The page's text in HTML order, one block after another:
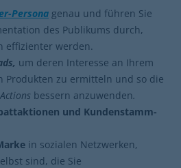
Persona genau und führen Sie
des Publikums durch,
effizienter werden.
um deren Interesse an Ihrem
Produkten zu ermitteln und so die
bessern anzuwenden.
und Kundenstamm-
in sozialen Netzwerken,
sind, die Sie